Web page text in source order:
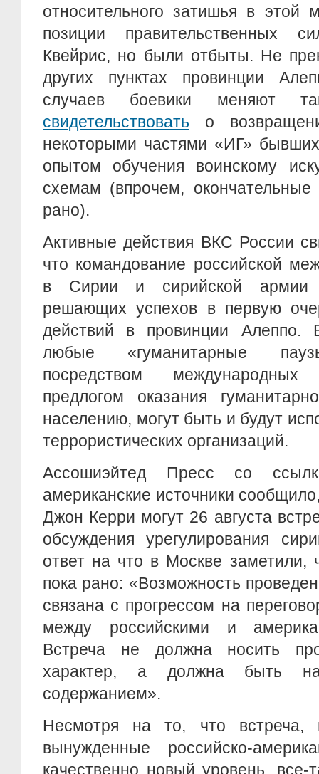
относительного затишья в этой
позиции правительственных
Квейрис, но были отбыты. Не
других пунктах провинции
случаев боевики меняют
свидетельствовать о
некоторыми частями «ИГ»
опытом обучения воинскому
схемам (впрочем,
рано).
Активные действия ВКС России
что командование российской
в Сирии и сирийской армии
решающих успехов в первую
действий в провинции Алеппо.
любые «гуманитарные
посредством
предлогом оказания
населению, могут быть и будут
террористических организаций.
Ассошиэйтед Пресс со
американские источники
Джон Керри могут 26 августа
обсуждения урегулирования
ответ на что в Москве заметили,
пока рано: «Возможность
связана с прогрессом на
между российскими и
Встреча не должна носить
характер, а должна быть
содержанием».
Несмотря на то, что встреча,
вынужденные российско-
качественно новый уровень, все-